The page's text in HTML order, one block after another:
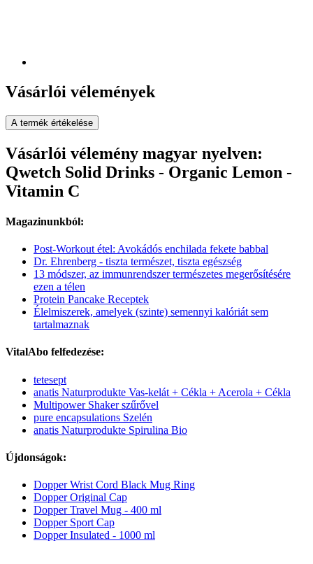
Vásárlói vélemények
A termék értékelése
Vásárlói vélemény magyar nyelven:
Qwetch Solid Drinks - Organic Lemon -
Vitamin C
Magazinunkból:
Post-Workout étel: Avokádós enchilada fekete babbal
Dr. Ehrenberg - tiszta természet, tiszta egészség
13 módszer, az immunrendszer természetes megerősítésére
ezen a télen
Protein Pancake Receptek
Élelmiszerek, amelyek (szinte) semennyi kalóriát sem
tartalmaznak
VitalAbo felfedezése:
tetesept
anatis Naturprodukte Vas-kelát + Cékla + Acerola + Cékla
Multipower Shaker szűrővel
pure encapsulations Szelén
anatis Naturprodukte Spirulina Bio
Újdonságok:
Dopper Wrist Cord Black Mug Ring
Dopper Original Cap
Dopper Travel Mug - 400 ml
Dopper Sport Cap
Dopper Insulated - 1000 ml